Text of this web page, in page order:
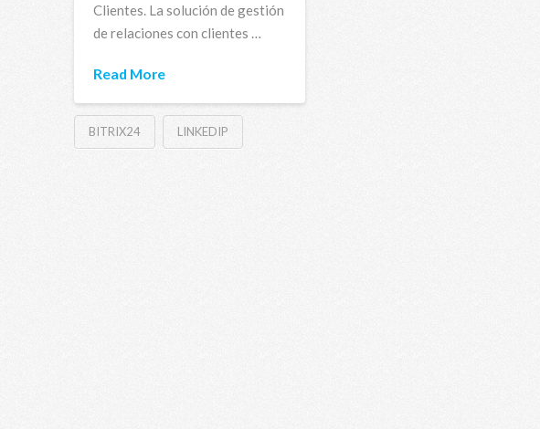
Clientes. La solución de gestión
de relaciones con clientes …
Read More
BITRIX24 LINKEDIP